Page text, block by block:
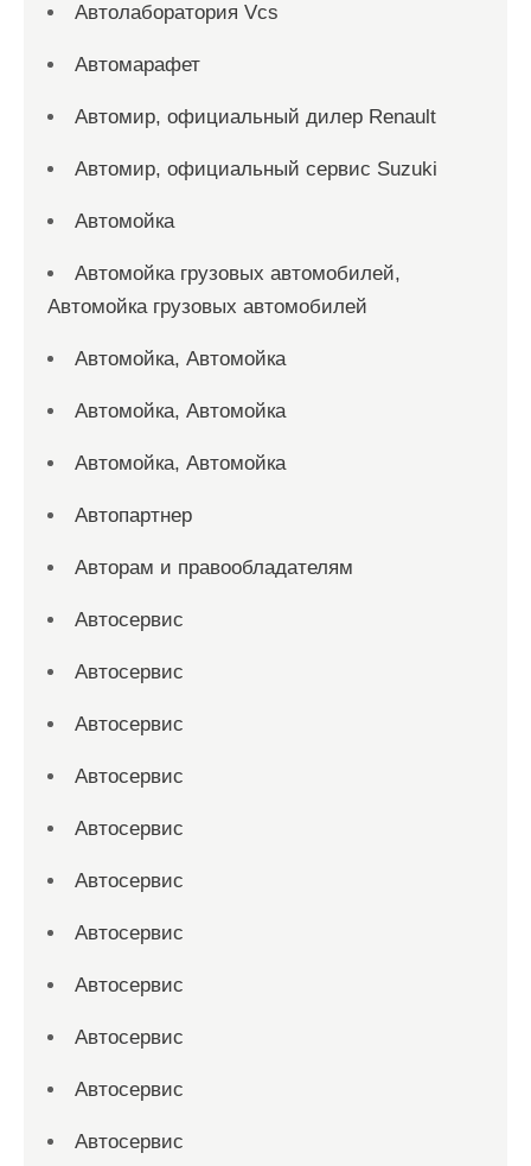
Автолаборатория Vcs
Автомарафет
Автомир, официальный дилер Renault
Автомир, официальный сервис Suzuki
Автомойка
Автомойка грузовых автомобилей,
Автомойка грузовых автомобилей
Автомойка, Автомойка
Автомойка, Автомойка
Автомойка, Автомойка
Автопартнер
Авторам и правообладателям
Автосервис
Автосервис
Автосервис
Автосервис
Автосервис
Автосервис
Автосервис
Автосервис
Автосервис
Автосервис
Автосервис